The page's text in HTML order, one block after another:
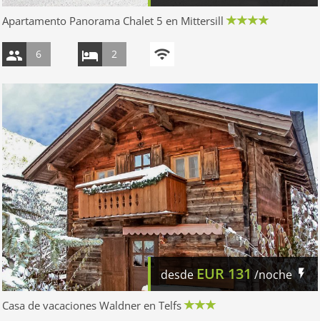
Apartamento Panorama Chalet 5 en Mittersill
6 2
desde EUR131/noche
Casa de vacaciones Waldner en Telfs